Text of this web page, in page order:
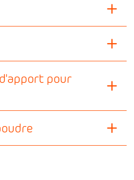
pour